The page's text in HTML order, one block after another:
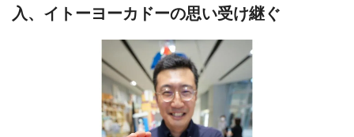
入、イトーヨーカドーの思い受け継ぐ